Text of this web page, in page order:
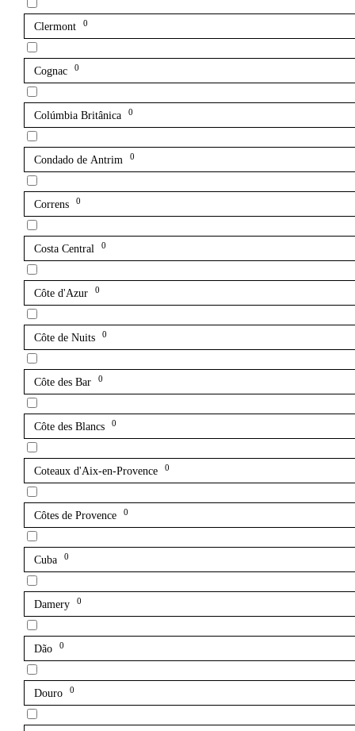
Clermont 0
Cognac 0
Colúmbia Britânica 0
Condado de Antrim 0
Correns 0
Costa Central 0
Côte d'Azur 0
Côte de Nuits 0
Côte des Bar 0
Côte des Blancs 0
Coteaux d'Aix-en-Provence 0
Côtes de Provence 0
Cuba 0
Damery 0
Dão 0
Douro 0